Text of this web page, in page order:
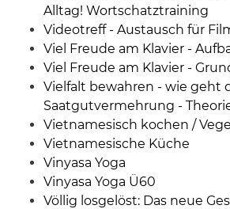
Alltag! Wortschatztraining
Videotreff - Austausch für
Viel Freude am Klavier -
Viel Freude am Klavier -
Vielfalt bewahren - wie geht
Saatgutvermehrung -
Vietnamesisch kochen /
Vietnamesische Küche
Vinyasa Yoga
Vinyasa Yoga Ü60
Völlig losgelöst: Das neue